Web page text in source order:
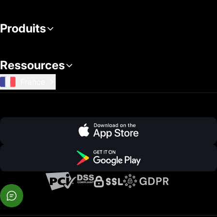
Produits
Ressources